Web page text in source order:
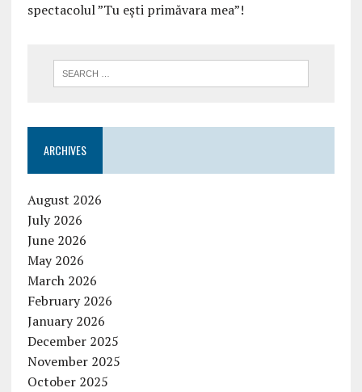
spectacolul ”Tu ești primăvara mea”!
ARCHIVES
August 2026
July 2026
June 2026
May 2026
March 2026
February 2026
January 2026
December 2025
November 2025
October 2025